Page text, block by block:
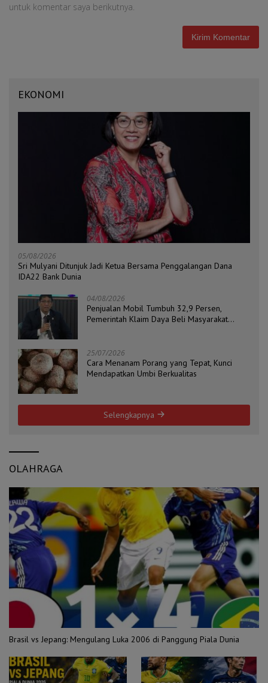
untuk komentar saya berikutnya.
EKONOMI
05/08/2026
Sri Mulyani Ditunjuk Jadi Ketua Bersama Penggalangan Dana
IDA22 Bank Dunia
04/08/2026
Penjualan Mobil Tumbuh 32,9 Persen,
Pemerintah Klaim Daya Beli Masyarakat
25/07/2026
Cara Menanam Porang yang Tepat, Kunci
Mendapatkan Umbi Berkualitas
Selengkapnya
OLAHRAGA
Brasil vs Jepang: Mengulang Luka 2006 di Panggung Piala Dunia